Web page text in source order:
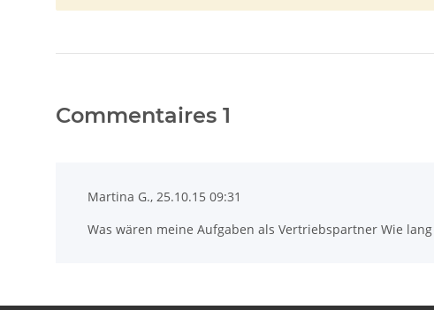
Commentaires 1
Martina G., 25.10.15 09:31
Was wären meine Aufgaben als Vertriebspartner Wie